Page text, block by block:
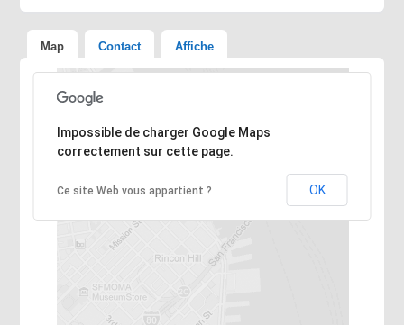
Map Contact Affiche
Désolé, l'adresse n'a pas pu être trouvée.
Impossible de charger Google Maps
correctement sur cette page.
Ce site Web vous appartient ? OK